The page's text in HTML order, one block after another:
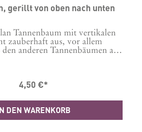
gerillt von oben nach unten
Tannenbaum mit vertikalen
zauberhaft aus, vor allem
anderen Tannenbäumen aus
4,50 €*
DEN WARENKORB